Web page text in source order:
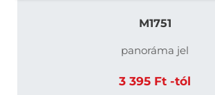
M1751
panoráma jel
3 395 Ft -tól